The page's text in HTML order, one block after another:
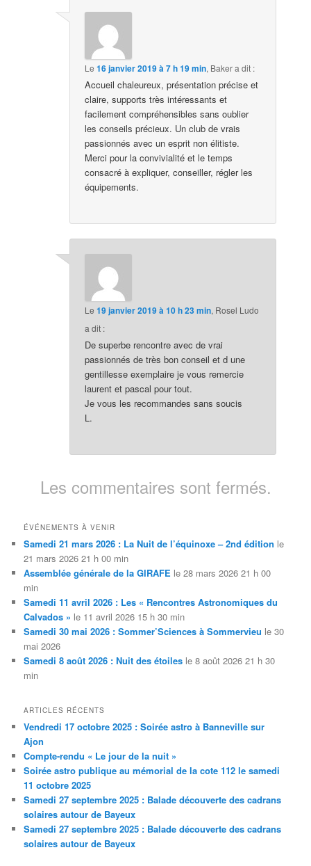
Le16 janvier 2019 à 7 h 19 min, Bakera dit :
Accueil chaleureux, présentation précise et
claire, supports très intéressants et
facilement compréhensibles sans oublier
les conseils précieux. Un club de vrais
passionnés avec un esprit non élitiste.
Merci pour la convivialité et le temps
consacré à expliquer, conseiller, régler les
équipements.
Le19 janvier 2019 à 10 h 23 min, Rosel Ludo
a dit :
De superbe rencontre avec de vrai
passionnés de très bon conseil et d une
gentillesse exemplaire je vous remercie
laurent et pascal pour tout.
Je vous les recommandes sans soucis
L.
Les commentaires sont fermés.
ÉVÉNEMENTS À VENIR
Samedi 21 mars 2026 : La Nuit de l’équinoxe – 2nd édition le
21 mars 2026 21 h 00 min
Assemblée générale de la GIRAFE le 28 mars 2026 21 h 00
min
Samedi 11 avril 2026 : Les « Rencontres Astronomiques du
Calvados » le 11 avril 2026 15 h 30 min
Samedi 30 mai 2026 : Sommer’Sciences à Sommervieu le 30
mai 2026
Samedi 8 août 2026 : Nuit des étoiles le 8 août 2026 21 h 30
min
ARTICLES RÉCENTS
Vendredi 17 octobre 2025 : Soirée astro à Banneville sur
Ajon
Compte-rendu « Le jour de la nuit »
Soirée astro publique au mémorial de la cote 112 le samedi
11 octobre 2025
Samedi 27 septembre 2025 : Balade découverte des cadrans
solaires autour de Bayeux
Samedi 27 septembre 2025 : Balade découverte des cadrans
solaires autour de Bayeux